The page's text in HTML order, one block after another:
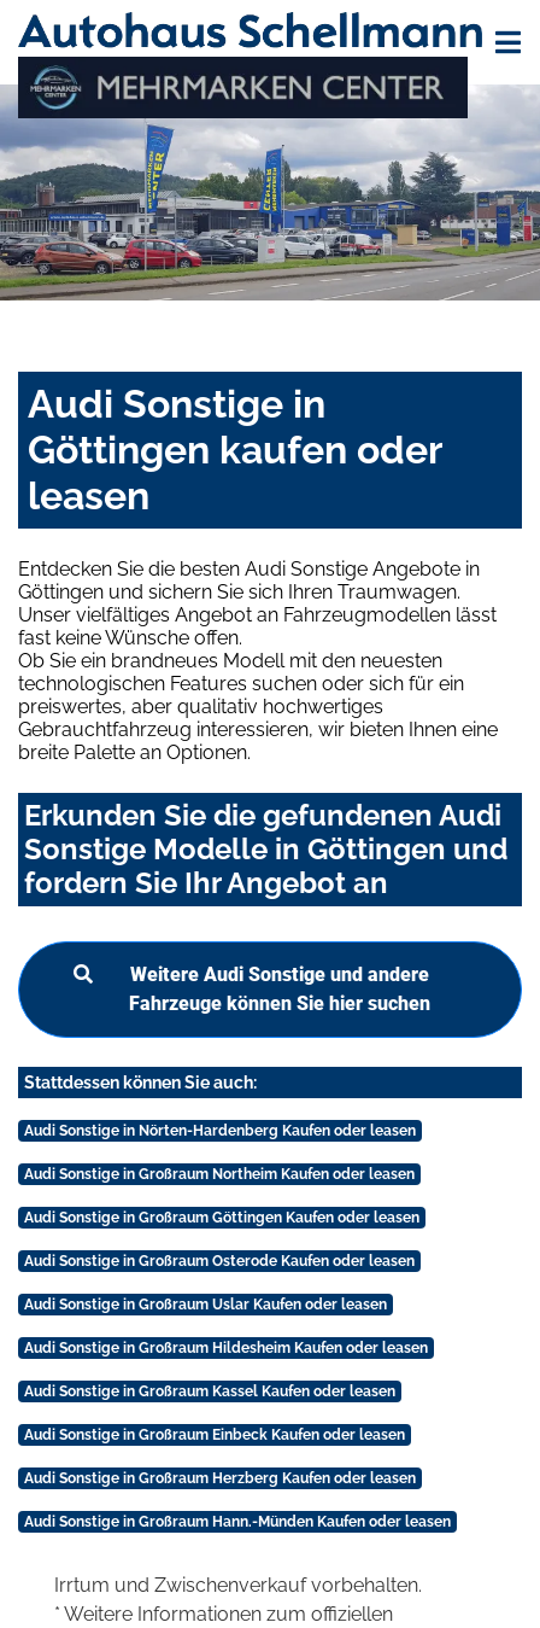
Audi Sonstige in
Göttingen kaufen oder
leasen
Entdecken Sie die besten Audi Sonstige Angebote in
Göttingen und sichern Sie sich Ihren Traumwagen.
Unser vielfältiges Angebot an Fahrzeugmodellen lässt
fast keine Wünsche offen.
Ob Sie ein brandneues Modell mit den neuesten
technologischen Features suchen oder sich für ein
preiswertes, aber qualitativ hochwertiges
Gebrauchtfahrzeug interessieren, wir bieten Ihnen eine
breite Palette an Optionen.
Erkunden Sie die gefundenen Audi
Sonstige Modelle in Göttingen und
fordern Sie Ihr Angebot an
Weitere Audi Sonstige und andere
Fahrzeuge können Sie hier suchen
Stattdessen können Sie auch:
Audi Sonstige in Nörten-Hardenberg Kaufen oder leasen
Audi Sonstige in Großraum Northeim Kaufen oder leasen
Audi Sonstige in Großraum Göttingen Kaufen oder leasen
Audi Sonstige in Großraum Osterode Kaufen oder leasen
Audi Sonstige in Großraum Uslar Kaufen oder leasen
Audi Sonstige in Großraum Hildesheim Kaufen oder leasen
Audi Sonstige in Großraum Kassel Kaufen oder leasen
Audi Sonstige in Großraum Einbeck Kaufen oder leasen
Audi Sonstige in Großraum Herzberg Kaufen oder leasen
Audi Sonstige in Großraum Hann.-Münden Kaufen oder leasen
Irrtum und Zwischenverkauf vorbehalten.
* Weitere Informationen zum offiziellen